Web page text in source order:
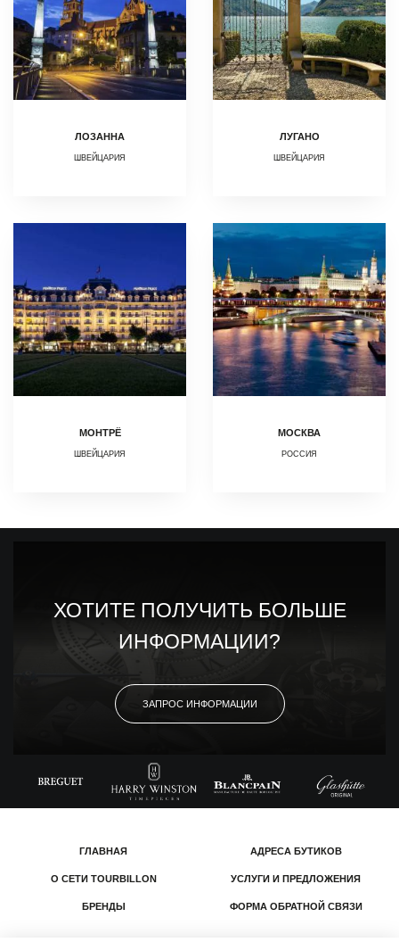
ЛОЗАННА
ШВЕЙЦАРИЯ
ЛУГАНО
ШВЕЙЦАРИЯ
МОНТРЁ
ШВЕЙЦАРИЯ
МОСКВА
РОССИЯ
ХОТИТЕ ПОЛУЧИТЬ БОЛЬШЕ
ИНФОРМАЦИИ?
ЗАПРОС ИНФОРМАЦИИ
ГЛАВНАЯ
О СЕТИ TOURBILLON
БРЕНДЫ
АДРЕСА БУТИКОВ
УСЛУГИ И ПРЕДЛОЖЕНИЯ
ФОРМА ОБРАТНОЙ СВЯЗИ